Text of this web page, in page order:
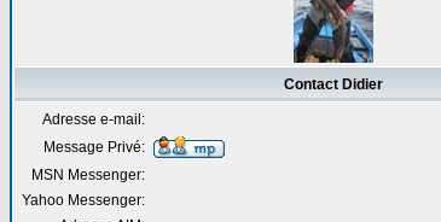
Contact Didier
Adresse e-mail:
Message Privé:
MSN Messenger:
Yahoo Messenger: